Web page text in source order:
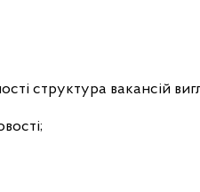
структура вакансій